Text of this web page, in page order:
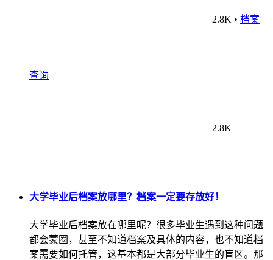
2.8K • 档案
查询
2.8K
大学毕业后档案放哪里？档案一定要存放好！
大学毕业后档案放在哪里呢？很多毕业生遇到这种问题
都会蒙圈，甚至不知道档案及具体的内容，也不知道档
案需要如何托管，这基本都是大部分毕业生的盲区。那